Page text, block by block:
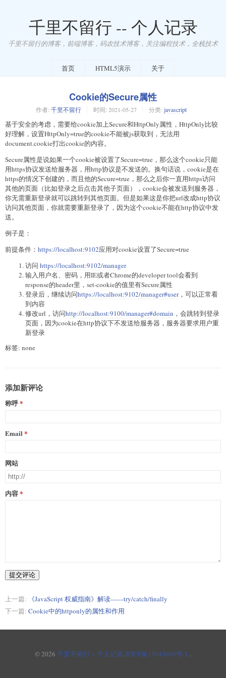
千里不留行 -- 个人记录
千里不留行的博客，前端博客，码农技术博客，关注编程技术，全栈技术
首页 HTML5演示 关于
Cookie的Secure属性
作者: 千里不留行 时间: 2021-05-27 分类: javascript
基于安全的考虑，需要给cookie加上Secure和HttpOnly属性，HttpOnly比较
好理解，设置HttpOnly=true的cookie不能被js获取到，无法用
document.cookie打出cookie的内容。
Secure属性是说如果一个cookie被设置了Secure=true，那么这个cookie只能
用https协议发送给服务器，用http协议是不发送的。换句话说，cookie是在
https的情况下创建的，而且他的Secure=true，那么之后你一直用https访问
其他的页面（比如登录之后点击其他子页面），cookie会被发送到服务器，
你无需重新登录就可以跳转到其他页面。但是如果这是你把url改成http协议
访问其他页面，你就需要重新登录了，因为这个cookie不能在http协议中发
送。
例子是：
前提条件： https://localhost:9102应用对cookie设置了Secure=true
访问 https://localhost:9102/manager
输入用户名、密码，用IE或者Chrome的developer tool会看到
response的header里，set-cookie的值里有Secure属性
登录后，继续访问https://localhost:9102/manager#user，可以正常看
到内容
修改url，访问http://localhost:9100/manager#domain ，会跳转到登录
页面，因为cookie在http协议下不发送给服务器，服务器要求用户重
新登录
标签: none
添加新评论
称呼
Email
网站
内容
提交评论
上一篇:
《JavaScript 权威指南》解读——try/catch/finally
下一篇: Cookie中的httponly的属性和作用
© 2026 千里不留行 -- 个人记录.京ICP备15045606号-1 .